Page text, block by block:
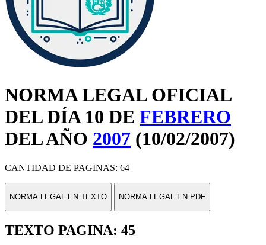
NORMA LEGAL OFICIAL
DEL DÍA 10 DE FEBRERO
DEL AÑO 2007 (10/02/2007)
CANTIDAD DE PAGINAS: 64
NORMA LEGAL EN TEXTO NORMA LEGAL EN PDF
TEXTO PAGINA: 45